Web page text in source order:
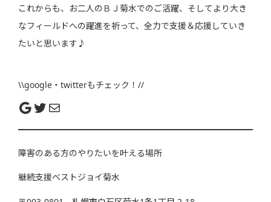
これからも、お二人のＢＪ菊水でのご活躍、そしてより大き
なフィールドへの躍進を祈って、全力で支援＆応援していき
たいと思います♪
\\google・twitterもチェック！//
障害のある方のやりたいを叶える場所
継続支援ベストジョイ菊水